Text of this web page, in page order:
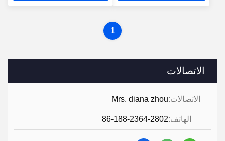
الاتصالات
الاتصالات:Mrs. diana zhou
الهاتف:86-188-2364-2802
1